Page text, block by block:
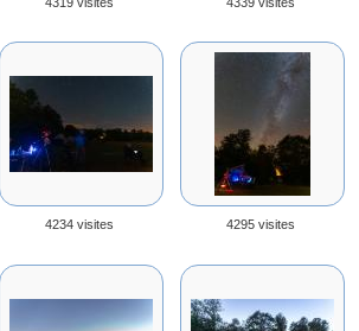
4234 visites 4295 visites